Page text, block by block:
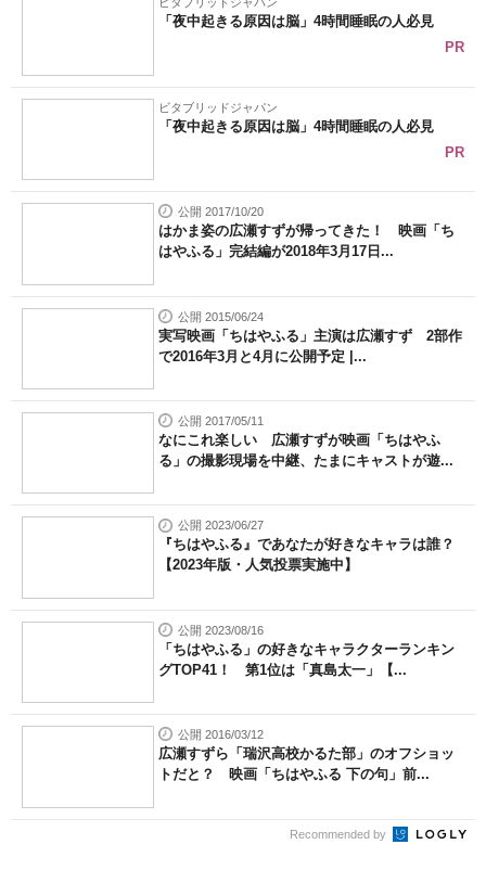
「夜中起きる原因は脳」4時間睡眠の人必見
PR
ビタブリッドジャパン
「夜中起きる原因は脳」4時間睡眠の人必見
PR
公開 2017/10/20
はかま姿の広瀬すずが帰ってきた！ 映画「ち
はやふる」完結編が2018年3月17日...
公開 2015/06/24
実写映画「ちはやふる」主演は広瀬すず 2部作
で2016年3月と4月に公開予定 |...
公開 2017/05/11
なにこれ楽しい 広瀬すずが映画「ちはやふ
る」の撮影現場を中継、たまにキャストが遊...
公開 2023/06/27
『ちはやふる』であなたが好きなキャラは誰？
【2023年版・人気投票実施中】
公開 2023/08/16
「ちはやふる」の好きなキャラクターランキン
グTOP41！ 第1位は「真島太一」【...
公開 2016/03/12
広瀬すずら「瑞沢高校かるた部」のオフショッ
トだと？ 映画「ちはやふる 下の句」前...
Recommended by